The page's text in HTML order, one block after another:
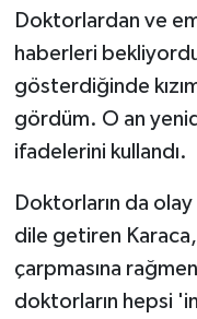
Doktorlardan ve
haberleri
gösterdiğinde
gördüm. O an
ifadelerini kullandı.
Doktorların da olay
dile getiren
çarpmasına
doktorların hepsi